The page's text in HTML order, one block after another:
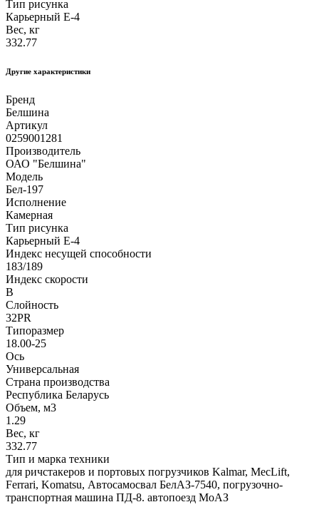
Тип рисунка
Карьерный Е-4
Вес, кг
332.77
Другие xарактеристики
Бренд
Белшина
Артикул
0259001281
Производитель
ОАО "Белшина"
Модель
Бел-197
Исполнение
Камерная
Тип рисунка
Карьерный Е-4
Индекс несущей способности
183/189
Индекс скорости
B
Слойность
32PR
Типоразмер
18.00-25
Ось
Универсальная
Страна производства
Республика Беларусь
Объем, м3
1.29
Вес, кг
332.77
Тип и марка техники
для ричстакеров и портовых погрузчиков Kalmar, MecLift,
Ferrari, Komatsu, Автосамосвал БелАЗ-7540, погрузочно-
транспортная машина ПД-8. автопоезд МоАЗ